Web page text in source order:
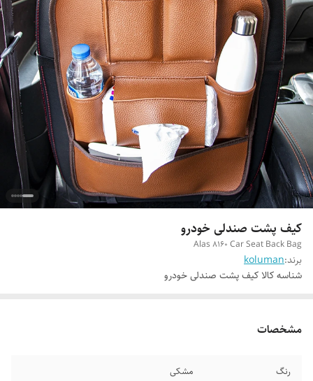
کیف پشت صندلی خودرو
Alas 8160 Car Seat Back Bag
برند:koluman
شناسه کالا کیف پشت صندلی خودرو
مشخصات
رنگ مشکی